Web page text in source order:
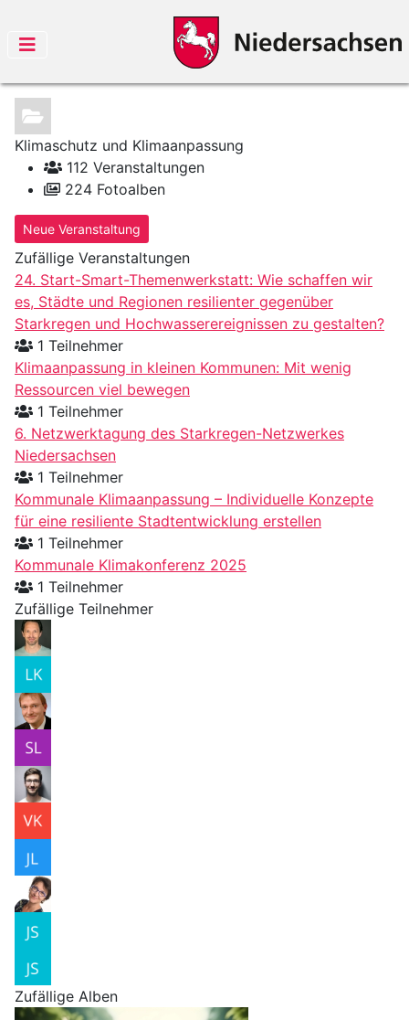
Klimaschutz und Klimaanpassung
112 Veranstaltungen
224 Fotoalben
Neue Veranstaltung
Zufällige Veranstaltungen
24. Start-Smart-Themenwerkstatt: Wie schaffen wir
es, Städte und Regionen resilienter gegenüber
Starkregen und Hochwasserereignissen zu gestalten?
1 Teilnehmer
Klimaanpassung in kleinen Kommunen: Mit wenig
Ressourcen viel bewegen
1 Teilnehmer
6. Netzwerktagung des Starkregen-Netzwerkes
Niedersachsen
1 Teilnehmer
Kommunale Klimaanpassung – Individuelle Konzepte
für eine resiliente Stadtentwicklung erstellen
1 Teilnehmer
Kommunale Klimakonferenz 2025
1 Teilnehmer
Zufällige Teilnehmer
Zufällige Alben